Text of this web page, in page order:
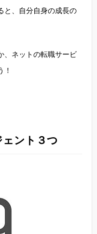
と、自分自身の成長の
、ネットの転職サービ
！
ント３つ